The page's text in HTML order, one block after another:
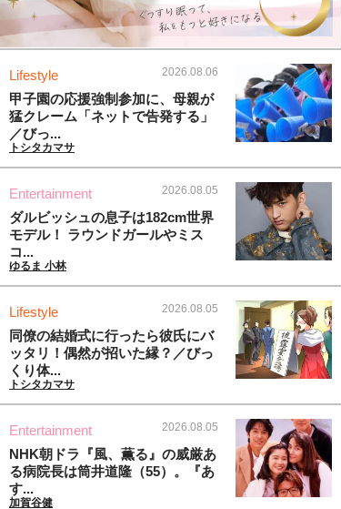
Lifestyle 2026.08.06
甲子園の応援強制参加に、母親が
猛クレーム「ネットで告発する」
／びっ...
トシタカマサ
Entertainment 2026.08.05
ダルビッシュの息子は182cm世界
モデル！ ラウンドガールやミス
コ...
ゆるま 小林
Lifestyle 2026.08.05
同僚の結婚式に行ったら彼氏にバ
ッタリ！偶然が招いた縁？／びっ
くり体...
トシタカマサ
Entertainment 2026.08.05
NHK朝ドラ『風、薫る』の威厳あ
る病院長は筒井道隆（55）。『あ
す...
加賀谷健